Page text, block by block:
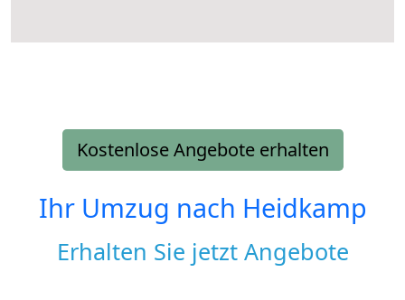
Kostenlose Angebote erhalten
Ihr Umzug nach Heidkamp
Erhalten Sie jetzt Angebote